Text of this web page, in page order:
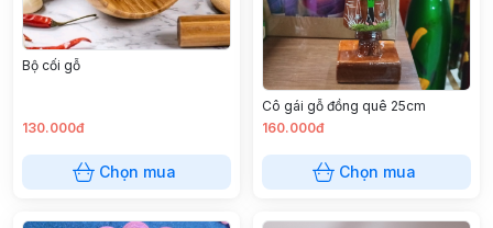
Bộ cối gỗ
130.000đ
Chọn mua
Cô gái gỗ đồng quê 25cm
160.000đ
Chọn mua